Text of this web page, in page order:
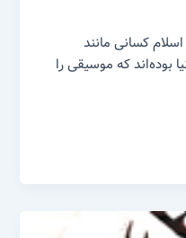
کسانی مانند
بوده‌اند که موسیقی را